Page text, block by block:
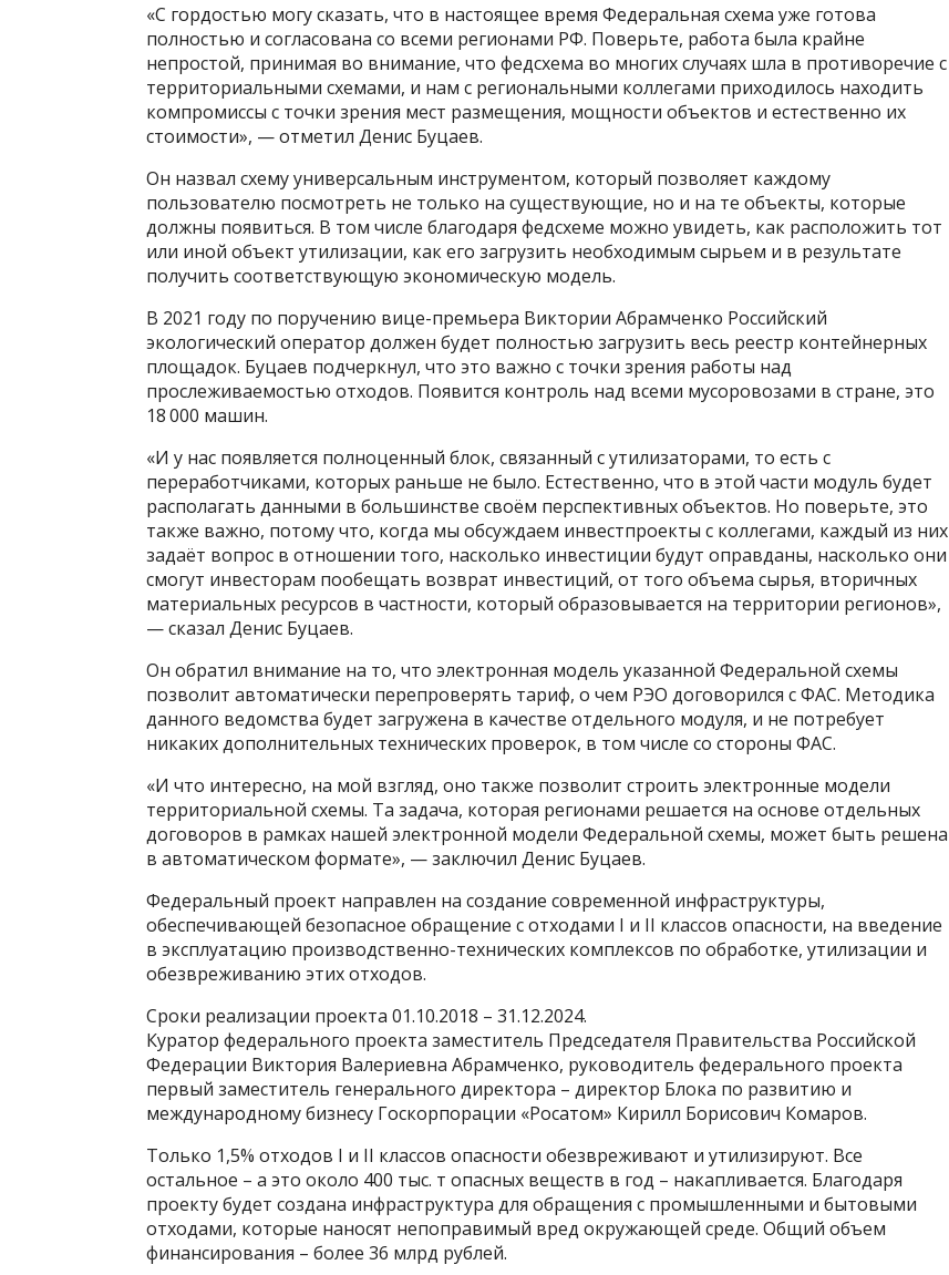
«С гордостью могу сказать, что в настоящее время Федеральная схема уже готова
полностью и согласована со всеми регионами РФ. Поверьте, работа была крайне
непростой, принимая во внимание, что федсхема во многих случаях шла в противоречие с
территориальными схемами, и нам с региональными коллегами приходилось находить
компромиссы с точки зрения мест размещения, мощности объектов и естественно их
стоимости», — отметил Денис Буцаев.
Он назвал схему универсальным инструментом, который позволяет каждому
пользователю посмотреть не только на существующие, но и на те объекты, которые
должны появиться. В том числе благодаря федсхеме можно увидеть, как расположить тот
или иной объект утилизации, как его загрузить необходимым сырьем и в результате
получить соответствующую экономическую модель.
В 2021 году по поручению вице-премьера Виктории Абрамченко Российский
экологический оператор должен будет полностью загрузить весь реестр контейнерных
площадок. Буцаев подчеркнул, что это важно с точки зрения работы над
прослеживаемостью отходов. Появится контроль над всеми мусоровозами в стране, это
18 000 машин.
«И у нас появляется полноценный блок, связанный с утилизаторами, то есть с
переработчиками, которых раньше не было. Естественно, что в этой части модуль будет
располагать данными в большинстве своём перспективных объектов. Но поверьте, это
также важно, потому что, когда мы обсуждаем инвестпроекты с коллегами, каждый из них
задаёт вопрос в отношении того, насколько инвестиции будут оправданы, насколько они
смогут инвесторам пообещать возврат инвестиций, от того объема сырья, вторичных
материальных ресурсов в частности, который образовывается на территории регионов»,
— сказал Денис Буцаев.
Он обратил внимание на то, что электронная модель указанной Федеральной схемы
позволит автоматически перепроверять тариф, о чем РЭО договорился с ФАС. Методика
данного ведомства будет загружена в качестве отдельного модуля, и не потребует
никаких дополнительных технических проверок, в том числе со стороны ФАС.
«И что интересно, на мой взгляд, оно также позволит строить электронные модели
территориальной схемы. Та задача, которая регионами решается на основе отдельных
договоров в рамках нашей электронной модели Федеральной схемы, может быть решена
в автоматическом формате», — заключил Денис Буцаев.
Федеральный проект направлен на создание современной инфраструктуры,
обеспечивающей безопасное обращение с отходами I и II классов опасности, на введение
в эксплуатацию производственно-технических комплексов по обработке, утилизации и
обезвреживанию этих отходов.
Сроки реализации проекта 01.10.2018 – 31.12.2024.
Куратор федерального проекта заместитель Председателя Правительства Российской
Федерации Виктория Валериевна Абрамченко, руководитель федерального проекта
первый заместитель генерального директора – директор Блока по развитию и
международному бизнесу Госкорпорации «Росатом» Кирилл Борисович Комаров.
Только 1,5% отходов I и II классов опасности обезвреживают и утилизируют. Все
остальное – а это около 400 тыс. т опасных веществ в год – накапливается. Благодаря
проекту будет создана инфраструктура для обращения с промышленными и бытовыми
отходами, которые наносят непоправимый вред окружающей среде. Общий объем
финансирования – более 36 млрд рублей.